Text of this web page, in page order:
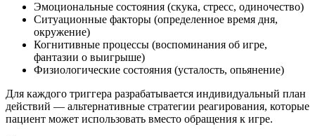
Эмоциональные состояния (скука, стресс, одиночество)
Ситуационные факторы (определенное время дня,
окружение)
Когнитивные процессы (воспоминания об игре,
фантазии о выигрыше)
Физиологические состояния (усталость, опьянение)
Для каждого триггера разрабатывается индивидуальный план
действий — альтернативные стратегии реагирования, которые
пациент может использовать вместо обращения к игре.